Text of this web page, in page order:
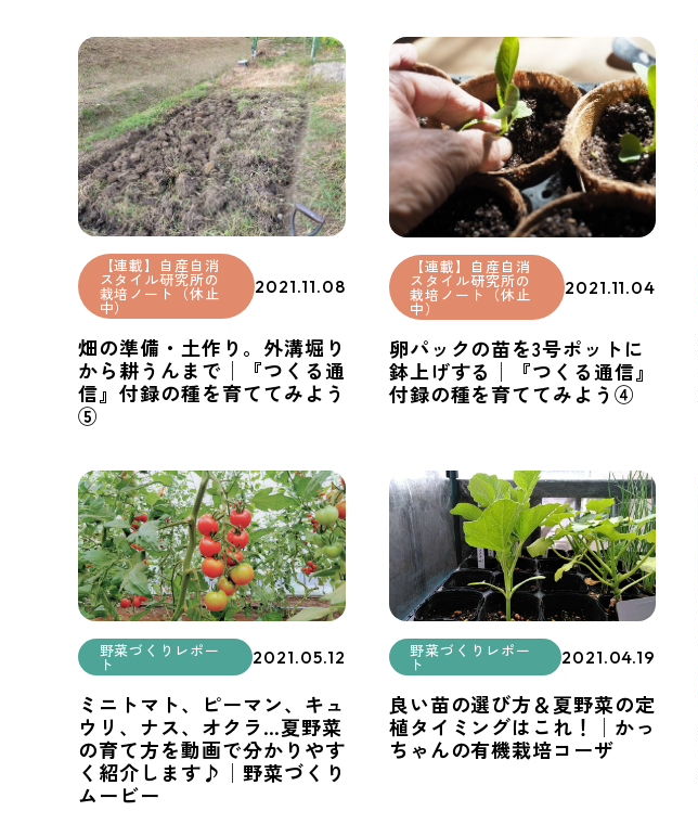
【連載】自産自消
スタイル研究所の
栽培ノート（休止
中）
2021.11.08
畑の準備・土作り。外溝堀り
から耕うんまで│『つくる通
信』付録の種を育ててみよう
⑤
【連載】自産自消
スタイル研究所の
栽培ノート（休止
中）
2021.11.04
卵パックの苗を3号ポットに
鉢上げする│『つくる通信』
付録の種を育ててみよう④
野菜づくりレポー
ト 2021.05.12
ミニトマト、ピーマン、キュ
ウリ、ナス、オクラ…夏野菜
の育て方を動画で分かりやす
く紹介します♪│野菜づくり
ムービー
野菜づくりレポー
ト 2021.04.19
良い苗の選び方＆夏野菜の定
植タイミングはこれ！│かっ
ちゃんの有機栽培コーザ